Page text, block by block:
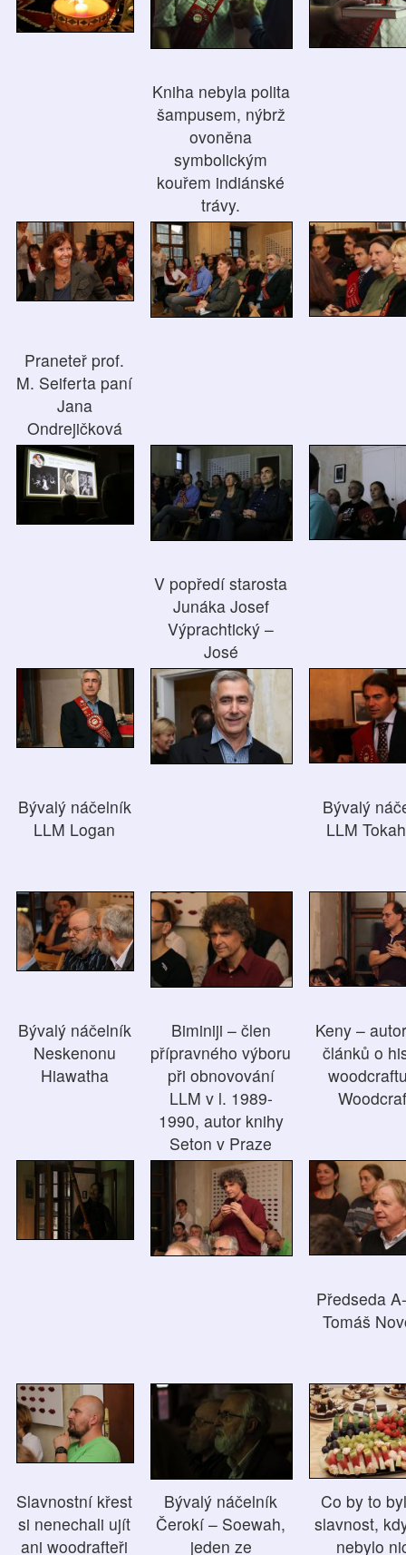
Kniha nebyla polita
šampusem, nýbrž
ovoněna
symbolickým
kouřem indiánské
trávy.
Praneteř prof.
M. Seiferta paní
Jana
Ondrejičková
V popředí starosta
Junáka Josef
Výprachtický –
José
Bývalý náčelník
LLM Logan
Bývalý
LLM
Bývalý náčelník
Neskenonu
Hiawatha
Biminiji – člen
přípravného výboru
při obnovování
LLM v l. 1989-
1990, autor knihy
Seton v Praze
Keny –
článků o
Předseda
Tomáš
Slavnostní křest
si nenechali ujít
ani woodrafteři
Bývalý náčelník
Čerokí – Soewah,
jeden ze
Co by to
slavnost,
nebylo